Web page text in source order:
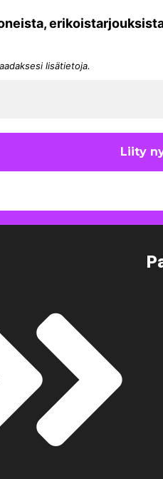
lisätietoja.